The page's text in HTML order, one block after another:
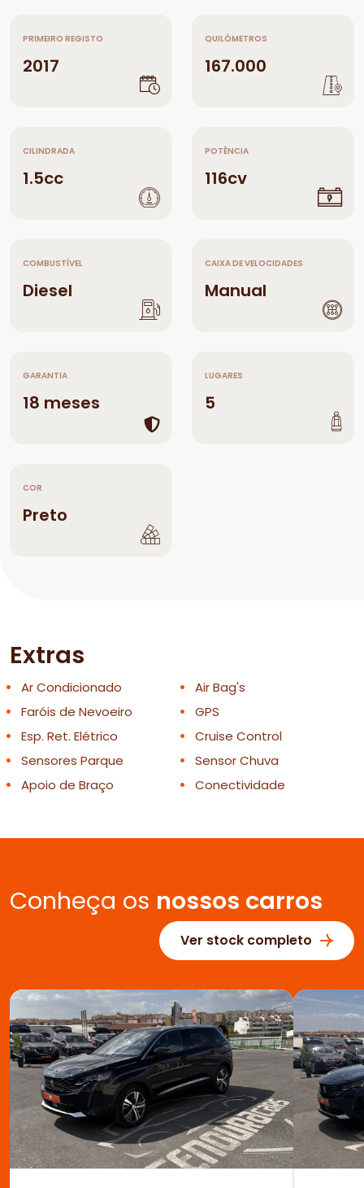
PRIMEIRO REGISTO
2017
QUILÓMETROS
167.000
CILINDRADA
1.5cc
POTÊNCIA
116cv
COMBUSTÍVEL
Diesel
CAIXA DE VELOCIDADES
Manual
GARANTIA
18 meses
LUGARES
5
COR
Preto
Extras
Ar Condicionado
Air Bag's
Faróis de Nevoeiro
GPS
Esp. Ret. Elétrico
Cruise Control
Sensores Parque
Sensor Chuva
Apoio de Braço
Conectividade
Conheça os nossos carros
Ver stock completo